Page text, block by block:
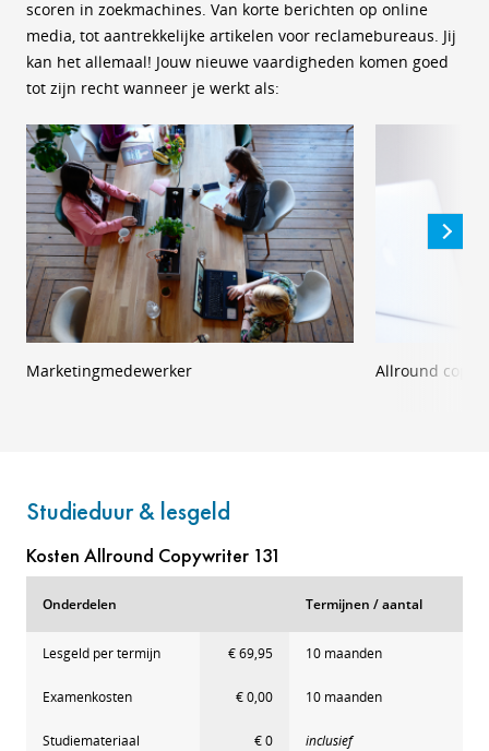
scoren in zoekmachines. Van korte berichten op online
media, tot aantrekkelijke artikelen voor reclamebureaus. Jij
kan het allemaal! Jouw nieuwe vaardigheden komen goed
tot zijn recht wanneer je werkt als:
Marketingmedewerker Allround
Studieduur & lesgeld
Kosten Allround Copywriter 131
Onderdelen Termijnen / aantal
Lesgeld per termijn € 69,95 10 maanden
Examenkosten € 0,00 10 maanden
Studiemateriaal € 0 inclusief